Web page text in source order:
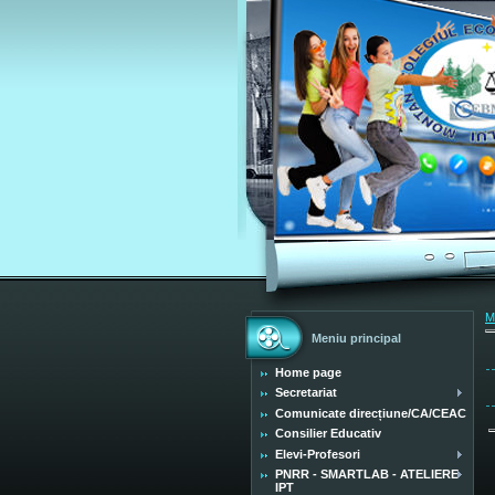
Meniu principal
Home page
Secretariat
Comunicate direcțiune/CA/CEAC
Consilier Educativ
Elevi-Profesori
PNRR - SMARTLAB - ATELIERE
IPT